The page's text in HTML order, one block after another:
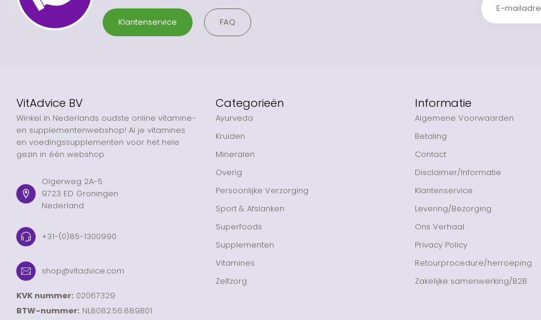
Klantenservice FAQ
VitAdvice BV
Winkel in Nederlands oudste online vitamine-
en supplementenwebshop! Al je vitamines
en voedingssupplementen voor het hele
gezin in één webshop.
Olgerweg 2A-5
9723 ED Groningen
Nederland
+31-(0)85-1300990
shop@vitadvice.com
KVK nummer: 02067329
BTW-nummer: NL8082.56.889B01
Categorieën
Ayurveda
Kruiden
Mineralen
Overig
Persoonlijke Verzorging
Sport & Afslanken
Superfoods
Supplementen
Vitamines
Zelfzorg
Informatie
Algemene Voorwaarden
Betaling
Contact
Disclaimer/Informatie
Klantenservice
Levering/Bezorging
Ons Verhaal
Privacy Policy
Retourprocedure/herroeping
Zakelijke samenwerking/B2B